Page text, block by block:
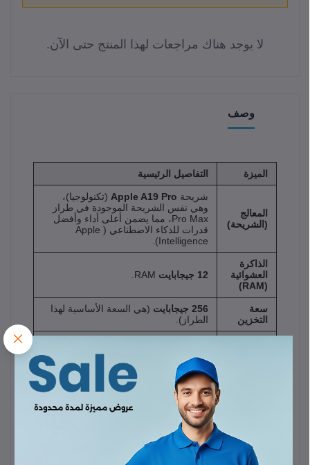
لا يوجد هناك مراجعات لهذا المنتج حتى الآن.
وصف
الميزة التفاصيل الرئيسية
المعالج
(الشريحة)
شريحة Apple A19 Pro (تكنولوجيا)،
وهي نفس الشريحة الموجودة في طراز
Pro Max، مما يضمن أعلى أداء وأفضل
قدرات للذكاء الاصطناعي (Apple
Intelligence).
الذاكرة
العشوائية
(RAM)
12 جيجابايت
سعة
التخزين
256 جيجابايت
(هي السعة الأساسية لهذا
الطراز).
ومعدل تحديث
120Hz وتقنية
ProMotion، ومحمية بـ
Ceramic Shield
2
.
الكاميرات
الخلفية
نظام كاميرا ثلاثي أو رباعي متطور
(يختلف عن Pro Max في بعض المصادر):
الكاميرا الرئيسية:
كاميرا فائقة الاتساع (Ultra Wide):
ميجابكسل.